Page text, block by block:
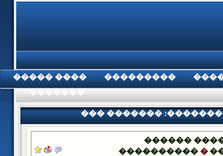
���� ����� ���������
��� �������
������
�����������